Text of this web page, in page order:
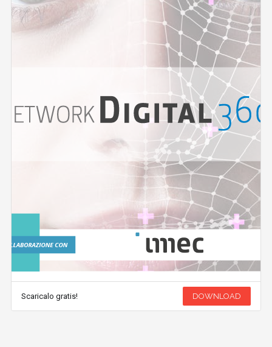
Scaricalo gratis! DOWNLOAD